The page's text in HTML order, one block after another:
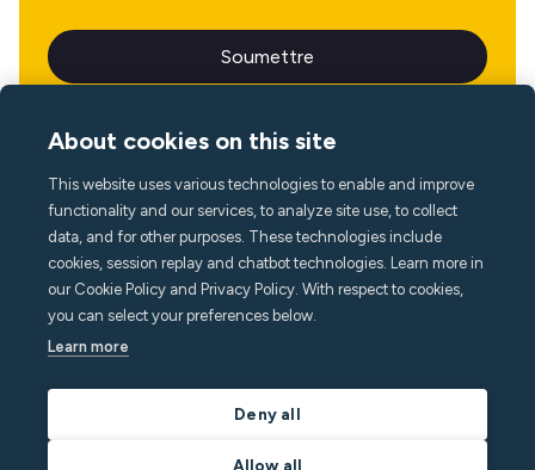
Langue
About cookies on this site
This website uses various technologies to enable and improve
functionality and our services, to analyze site use, to collect
data, and for other purposes. These technologies include
cookies, session replay and chatbot technologies. Learn more in
our Cookie Policy and Privacy Policy. With respect to cookies,
you can select your preferences below.
Learn more
Deny all
Allow all